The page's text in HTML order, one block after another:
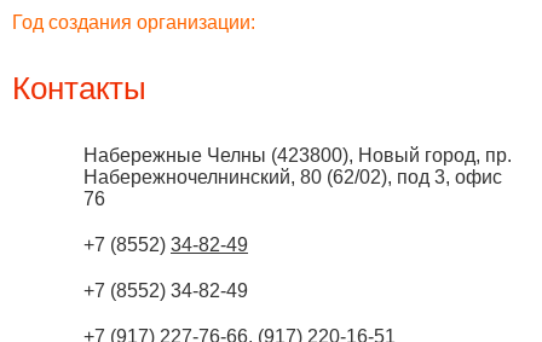
Год создания организации:
Контакты
Набережные Челны (423800), Новый город, пр.
Набережночелнинский, 80 (62/02), под 3, офис
76
+7 (8552) 34-82-49
+7 (8552) 34-82-49
+7 (917) 227-76-66, (917) 220-16-51